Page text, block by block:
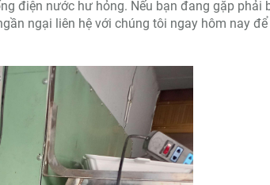
điện nước hư hỏng. Nếu bạn đang gặp phải
ngại liên hệ với chúng tôi ngay hôm nay